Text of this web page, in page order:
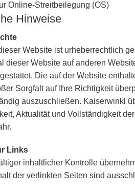
Online-Streitbeilegung (OS)
Hinweise
Website ist urheberrechtlich
dieser Website auf anderen
Die auf der Website
Sorgfalt auf Ihre Richtigkeit
auszuschließen. Kaiserwinkl
Aktualität und Vollständigkeit
Links
inhaltlicher Kontrolle
der verlinkten Seiten sind